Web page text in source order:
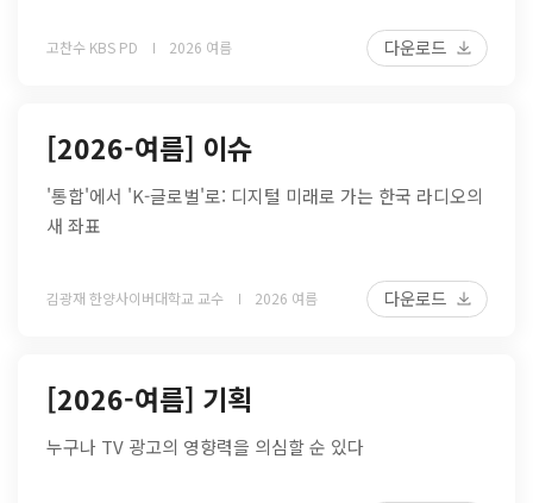
고찬수 KBS PD 2026 여름 다운로드
[2026-여름] 이슈
'통합'에서 'K-글로벌'로: 디지털 미래로 가는 한국 라디오의
새 좌표
김광재 한양사이버대학교 교수 2026 여름 다운로드
[2026-여름] 기획
누구나 TV 광고의 영향력을 의심할 순 있다